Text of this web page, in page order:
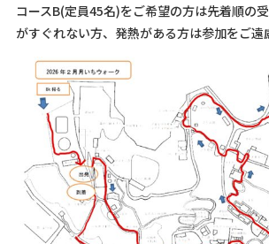
コースB(定員45名)をご希望の方は先着順の
がすぐれない方、発熱がある方は参加をご遠